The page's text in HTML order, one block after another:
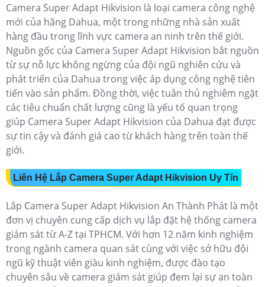
Camera Super Adapt Hikvision là loại camera công nghệ
mới của hãng Dahua, một trong những nhà sản xuất
hàng đầu trong lĩnh vực camera an ninh trên thế giới.
Nguồn gốc của Camera Super Adapt Hikvision bắt nguồn
từ sự nỗ lực không ngừng của đội ngũ nghiên cứu và
phát triển của Dahua trong việc áp dụng công nghệ tiên
tiến vào sản phẩm. Đồng thời, việc tuân thủ nghiêm ngặt
các tiêu chuẩn chất lượng cũng là yếu tố quan trọng
giúp Camera Super Adapt Hikvision của Dahua đạt được
sự tin cậy và đánh giá cao từ khách hàng trên toàn thế
giới.
Liên Hệ Lắp Camera Super Adapt Hikvision Uy Tín
Lắp Camera Super Adapt Hikvision An Thành Phát là một
đơn vị chuyên cung cấp dịch vụ lắp đặt hệ thống camera
giám sát từ A-Z tại TPHCM. Với hơn 12 năm kinh nghiệm
trong ngành camera quan sát cùng với việc sở hữu đội
ngũ kỹ thuật viên giàu kinh nghiệm, được đào tạo
chuyên sâu về camera giám sát giúp đem lại sự an toàn